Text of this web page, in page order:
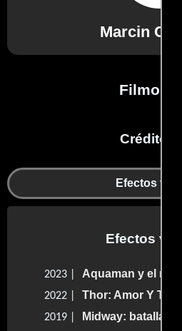
Marcin
Créditos
Efectos
Efectos
2023 | Aquaman y el
2022 | Thor: Amor Y
2019 | Midway: batalla en